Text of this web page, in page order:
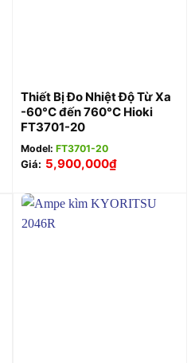
Thiết Bị Đo Nhiệt Độ Từ Xa
-60°C đến 760°C Hioki
FT3701-20
Model: FT3701-20
Giá: 5,900,000₫